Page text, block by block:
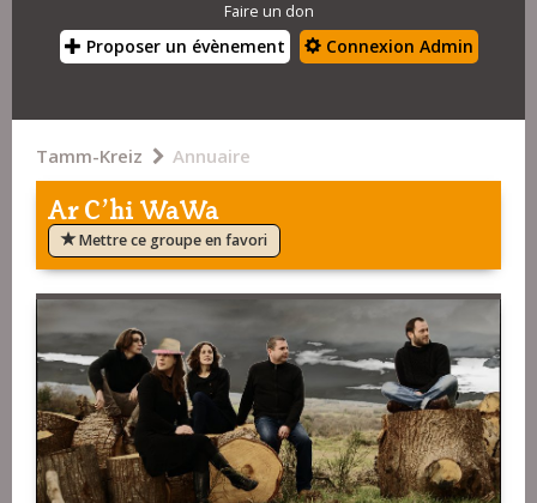
Faire un don
Proposer un évènement Connexion Admin
Tamm-Kreiz Annuaire
Ar C'hi WaWa
Mettre ce groupe en favori